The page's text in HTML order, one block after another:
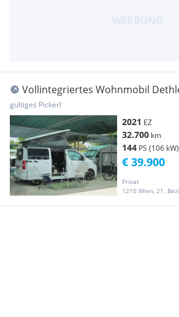
Vollintegriertes Wohnmobil
Crosscamp OP 002
gültiges Pickerl
2021 EZ
32.700 km
144 PS (106 kW)
Privat
1210 Wien, 21.
€ 39.900